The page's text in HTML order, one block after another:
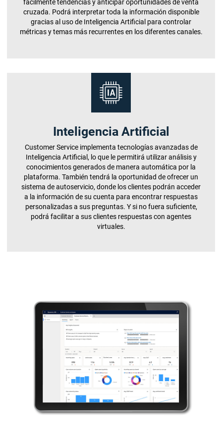
fácilmente tendencias y anticipar oportunidades de venta
cruzada. Podrá interpretar toda la información disponible
gracias al uso de Inteligencia Artificial para controlar
métricas y temas más recurrentes en los diferentes canales.
Inteligencia Artificial
Customer Service implementa tecnologías avanzadas de
Inteligencia Artificial, lo que le permitirá utilizar análisis y
conocimientos generados de manera automática por la
plataforma. También tendrá la oportunidad de ofrecer un
sistema de autoservicio, donde los clientes podrán acceder
a la información de su cuenta para encontrar respuestas
personalizadas a sus preguntas. Y si no fuera suficiente,
podrá facilitar a sus clientes respuestas con agentes
virtuales.